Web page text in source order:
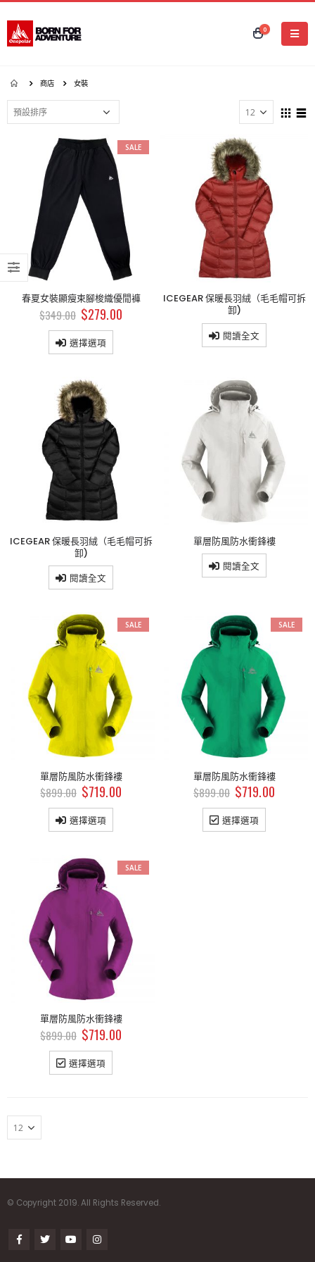
0
商店 女裝
SALE
春夏女裝顯瘦束腳梭織優閒褲
$349.00 $279.00
選擇選項
ICEGEAR 保暖長羽絨（毛毛帽可拆
卸)
閱讀全文
ICEGEAR 保暖長羽絨（毛毛帽可拆
卸)
閱讀全文
單層防風防水衝鋒褸
閱讀全文
SALE
單層防風防水衝鋒褸
$899.00 $719.00
選擇選項
SALE
單層防風防水衝鋒褸
$899.00 $719.00
選擇選項
SALE
單層防風防水衝鋒褸
$899.00 $719.00
選擇選項
斜揹相機袋
$ 179.00
斜揹相機袋
$199.00 $179.00
斜揹相機袋
$199.00 $179.00
斜揹相機袋
179.00
斜揹相機袋
$199.00 $179.00
斜揹相機袋
$199.00 $179.00
© Copyright 2019. All Rights Reserved.